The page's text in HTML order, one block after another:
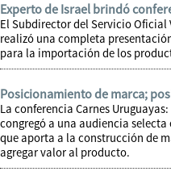
Experto de Israel brindó
El Subdirector del Servicio Oficial
realizó una completa
para la importación de los
Posicionamiento de marca;
La conferencia Carnes
congregó a una audiencia
que aporta a la construcción de
agregar valor al producto.